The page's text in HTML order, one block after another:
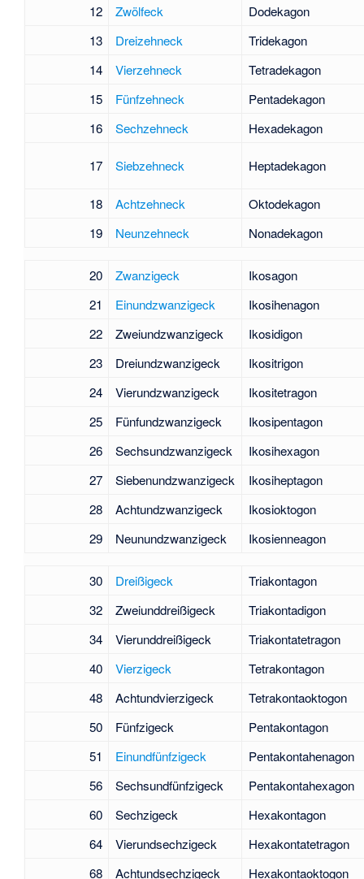
12
Zwölfeck
Dodekagon
13
Dreizehneck
Tridekagon
14
Vierzehneck
Tetradekagon
15
Fünfzehneck
Pentadekagon
16
Sechzehneck Hexadekagon
17 Siebzehneck Heptadekagon
18 Achtzehneck
Oktodekagon
19
Neunzehneck Nonadekagon
20 Zwanzigeck
Ikosagon
21
Einundzwanzigeck
Ikosihenagon
22
Zweiundzwanzigeck
Ikosidigon
23
Dreiundzwanzigeck
Ikositrigon
24
Vierundzwanzigeck
Ikositetragon
25
Fünfundzwanzigeck
Ikosipentagon
26
Sechsundzwanzigeck
Ikosihexagon
27
Siebenundzwanzigeck
Ikosiheptagon
28
Achtundzwanzigeck
Ikosioktogon
29
Neunundzwanzigeck Ikosienneagon
30 Dreißigeck
Triakontagon
32
Zweiunddreißigeck
Triakontadigon
34
Vierunddreißigeck
Triakontatetragon
40
Vierzigeck
Tetrakontagon
48
Achtundvierzigeck
Tetrakontaoktogon
50
Fünfzigeck
Pentakontagon
51
Einundfünfzigeck
Pentakontahenagon
56
Sechsundfünfzigeck
Pentakontahexagon
60
Sechzigeck
Hexakontagon
64
Vierundsechzigeck
Hexakontatetragon
68
Achtundsechzigeck
Hexakontaoktogon